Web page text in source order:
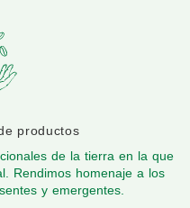
productos
de la tierra en la que
Rendimos homenaje a los
y emergentes.